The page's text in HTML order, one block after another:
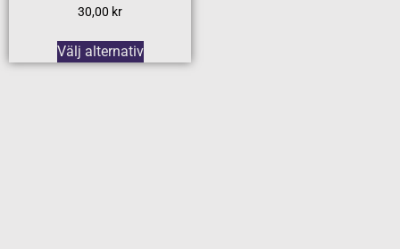
30,00 kr
Välj alternativ